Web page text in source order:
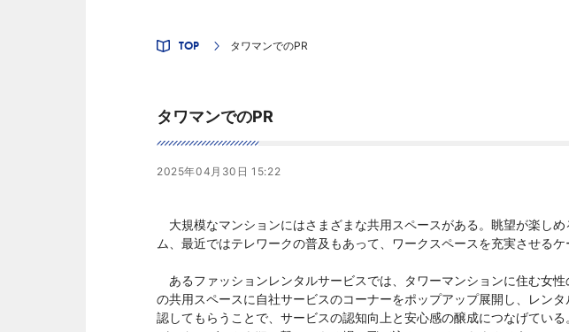
TOP タワマンでのPR
タワマンでのPR
2025年04月30日 15:22
大規模なマンションにはさまざまな共用スペースがある。眺望が楽し
ム、最近ではテレワークの普及もあって、ワークスペースを充実させるケ
あるファッションレンタルサービスでは、タワーマンションに住む女
の共用スペースに自社サービスのコーナーをポップアップ展開し、レン
認してもらうことで、サービスの認知向上と安心感の醸成につなげてい